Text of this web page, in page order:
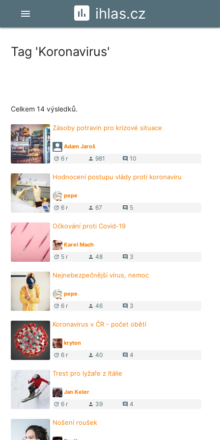
ihlas.cz
menu
Tag 'Koronavirus'
Celkem 14 výsledků.
Zásoby potravin pro krizové situace
Adam Jaroš
update 6 r person 981 comment 10
Hodnocení postupu vlády proti koronaviru
pepe
update 6 r person 67 comment 5
Očkování proti Covid-19
Karel Mach
update 5 r person 48 comment 3
Nejnebezpečnější virus, nemoc
pepe
update 6 r person 46 comment 3
Koronavirus v ČR - počet obětí
kryton
update 6 r person 40 comment 4
Trest pro lyžaře z Itálie
Jan Keler
update 6 r person 39 comment 4
Nošení roušek